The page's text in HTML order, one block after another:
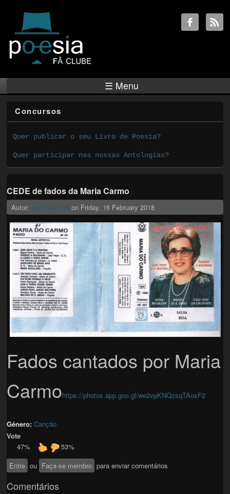
☰ Menu
Concursos
Quer publicar o seu Livro de Poesia?
Quer participar nas nossas Antologias?
CEDE de fados da Maria Carmo
Autor: Maria Carmo on Friday, 16 February 2018
Fados cantados por Maria
Carmohttps://photos.app.goo.gl/we2vpKNQzsqTAosF2
Género:Canção
Vote
47%
53%
Entre ou Faça-se membro para enviar comentários
Comentários